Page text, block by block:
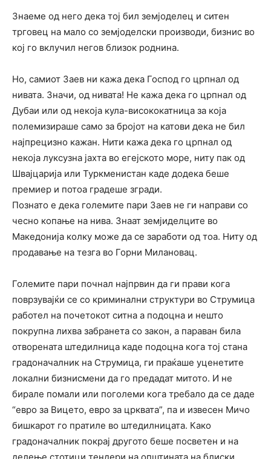
Знаеме од него дека тој бил земјоделец и ситен
трговец на мало со земјоделски производи, бизнис во
кој го вклучил негов близок роднина.
Но, самиот Заев ни кажа дека Господ го црпнал од
нивата. Значи, од нивата! Не кажа дека го црпнал од
Дубаи или од некоја кула-висококатница за која
полемизираше само за бројот на катови дека не бил
најпрецизно кажан. Нити кажа дека го црпнал од
некоја луксузна јахта во егејското море, ниту пак од
Швајцарија или Туркменистан каде додека беше
премиер и потоа градеше згради.
Познато е дека големите пари Заев не ги направи со
чесно копање на нива. Знаат земјиделците во
Македонија колку може да се заработи од тоа. Ниту од
продавање на тезга во Горни Милановац.
Големите пари почнал најпрвин да ги прави кога
поврзувајќи се со криминални структури во Струмица
работел на почетокот ситна а подоцна и нешто
покрупна лихва забранета со закон, а параван била
отворената штедилница каде подоцна кога тој стана
градоначалник на Струмица, ги праќаше уценетите
локални бизнисмени да го предадат митото. И не
бирале помали или поголеми кога требало да се даде
“евро за Вицето, евро за црквата”, па и извесен Мичо
бишкарот го пратиле во штедилницата. Како
градоначалник покрај другото беше посветен и на